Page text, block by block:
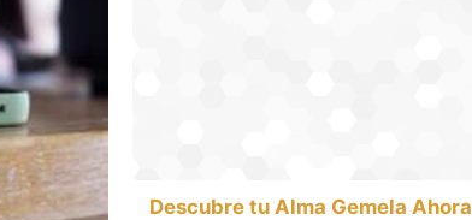
Descubre tu Alma Gemela Ahora